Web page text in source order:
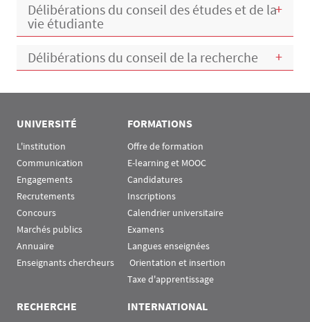
Délibérations du conseil des études et de la
vie étudiante
Délibérations du conseil de la recherche
UNIVERSITÉ
L'institution
Communication
Engagements
Recrutements
Concours
Marchés publics
Annuaire
Enseignants chercheurs
FORMATIONS
Offre de formation
E-learning et MOOC
Candidatures
Inscriptions
Calendrier universitaire
Examens
Langues enseignées
Orientation et insertion
Taxe d'apprentissage
RECHERCHE INTERNATIONAL